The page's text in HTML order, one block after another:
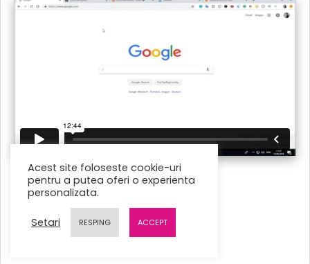
Acest site foloseste cookie-uri
pentru a putea oferi o experienta
personalizata.
Setari RESPING ACCEPT